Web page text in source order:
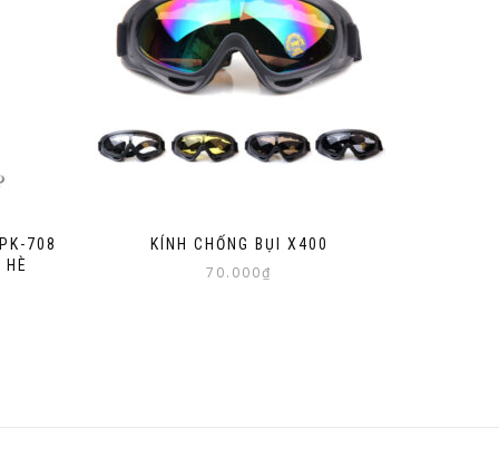
708
KÍNH CHỐNG BỤI X400
70.000₫